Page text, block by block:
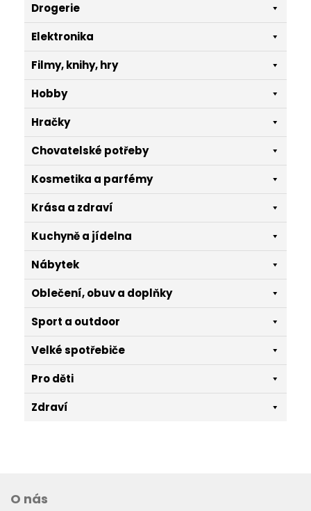
Drogerie
Elektronika
Filmy, knihy, hry
Hobby
Hračky
Chovatelské potřeby
Kosmetika a parfémy
Krása a zdraví
Kuchyně a jídelna
Nábytek
Oblečení, obuv a doplňky
Sport a outdoor
Velké spotřebiče
Pro děti
Zdraví
O nás